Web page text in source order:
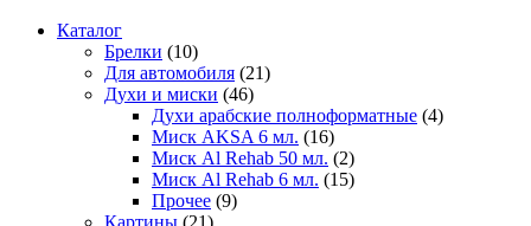
Каталог
Брелки (10)
Для автомобиля (21)
Духи и миски (46)
Духи арабские полноформатные (4)
Миск AKSA 6 мл. (16)
Миск Al Rehab 50 мл. (2)
Миск Al Rehab 6 мл. (15)
Прочее (9)
Картины (21)